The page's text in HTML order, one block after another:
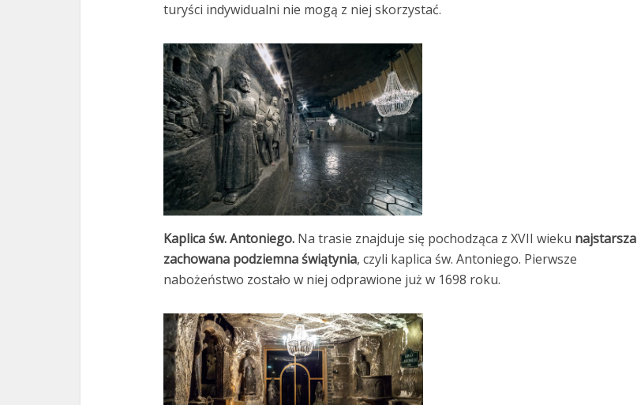
turyści indywidualni nie mogą z niej skorzystać.
Kaplica św. Antoniego. Na trasie znajduje się pochodząca z XVII wieku najstarsza
zachowana podziemna świątynia, czyli kaplica św. Antoniego. Pierwsze
nabożeństwo zostało w niej odprawione już w 1698 roku.